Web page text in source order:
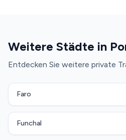
Weitere Städte in
Entdecken Sie weitere private
Faro
Funchal